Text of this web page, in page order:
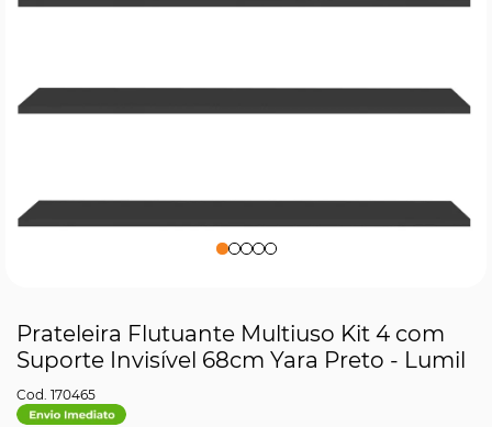
Prateleira Flutuante Multiuso Kit 4 com
Suporte Invisível 68cm Yara Preto - Lumil
170465